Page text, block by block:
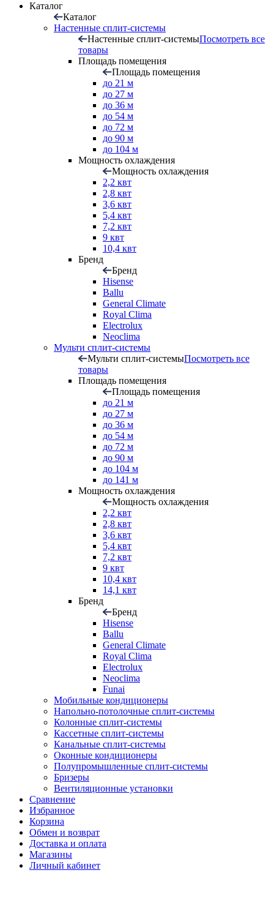
Каталог
Каталог
Настенные сплит-системы
Настенные сплит-системыПосмотреть все
товары
Площадь помещения
Площадь помещения
до 21 м
до 27 м
до 36 м
до 54 м
до 72 м
до 90 м
до 104 м
Мощность охлаждения
Мощность охлаждения
2,2 квт
2,8 квт
3,6 квт
5,4 квт
7,2 квт
9 квт
10,4 квт
Бренд
Бренд
Hisense
Ballu
General Climate
Royal Clima
Electrolux
Neoclima
Мульти сплит-системы
Мульти сплит-системыПосмотреть все
товары
Площадь помещения
Площадь помещения
до 21 м
до 27 м
до 36 м
до 54 м
до 72 м
до 90 м
до 104 м
до 141 м
Мощность охлаждения
Мощность охлаждения
2,2 квт
2,8 квт
3,6 квт
5,4 квт
7,2 квт
9 квт
10,4 квт
14,1 квт
Бренд
Бренд
Hisense
Ballu
General Climate
Royal Clima
Electrolux
Neoclima
Funai
Мобильные кондиционеры
Напольно-потолоч​ные ​сплит-системы
Колонные ​​сплит-системы
Кассетные сплит-системы
Канальные сплит-системы
Оконные кондиционеры
Полупромышленные сплит-системы
Бризеры
Вентиляционные установки
Сравнение
Избранное
Корзина
Обмен и возврат
Доставка и оплата
Магазины
Личный кабинет